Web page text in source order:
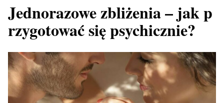
Jednorazowe zbliżenia – jak p
rzygotować się psychicznie?